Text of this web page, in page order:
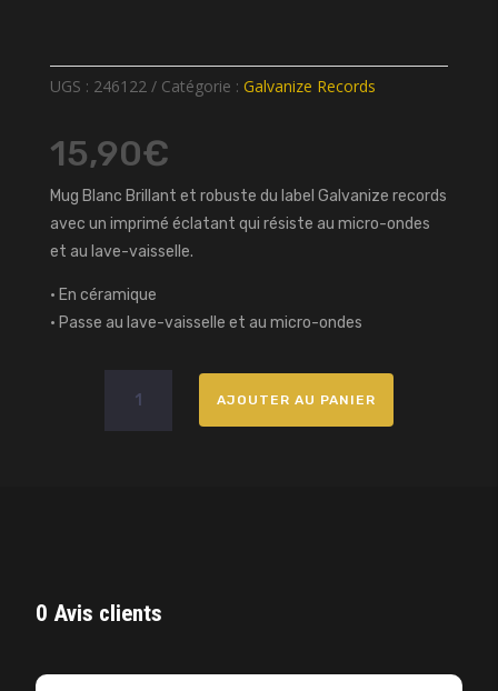
UGS : 246122 Catégorie : Galvanize Records
15,90€
Mug Blanc Brillant et robuste du label Galvanize records
avec un imprimé éclatant qui résiste au micro-ondes
et au lave-vaisselle.
• En céramique
• Passe au lave-vaisselle et au micro-ondes
Mug
AJOUTER AU PANIER
0 Avis clients